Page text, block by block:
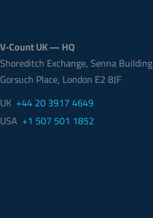
V-Count UK — HQ
Shoreditch Exchange, Senna Building
Gorsuch Place, London E2 8JF
UK +44 20 3917 4649
USA +1 507 501 1852